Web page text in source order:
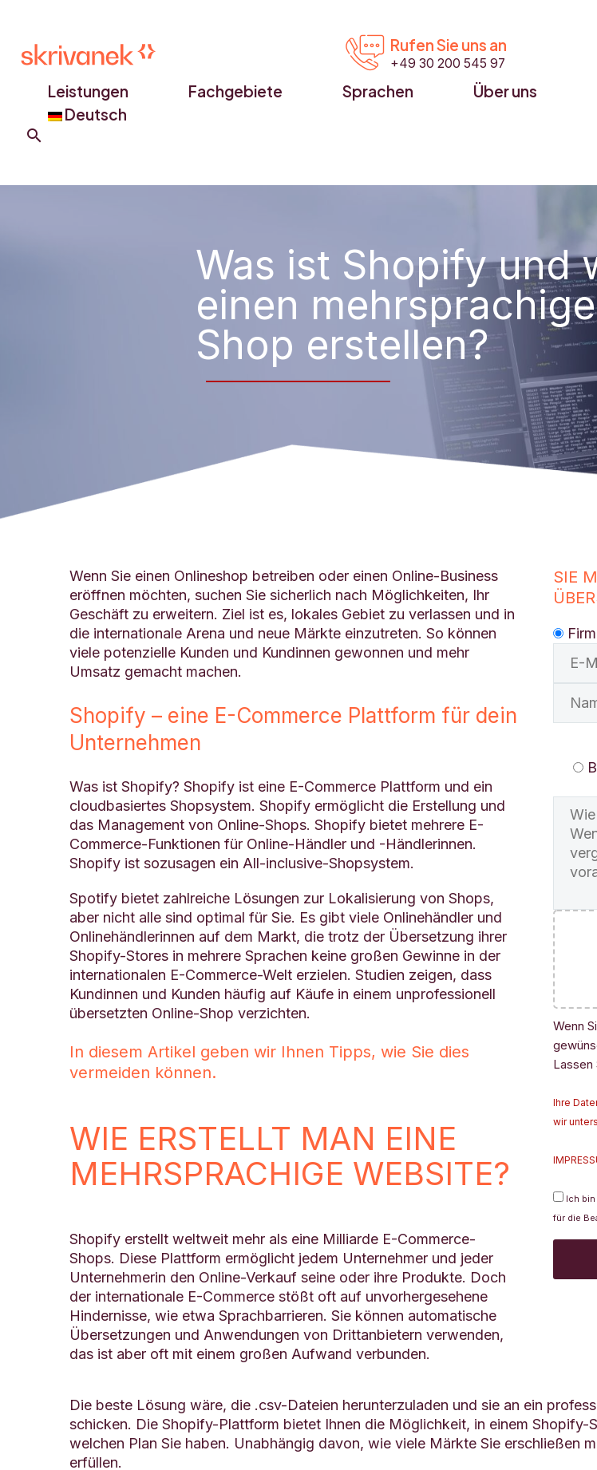

 Rufen Sie uns an
+49 30 200 545 97
Leistungen Fachgebiete Sprachen Über uns
Deutsch
Was ist Shopify und
einen
Shop erstellen?
Wenn Sie einen Onlineshop betreiben oder einen Online-Business
eröffnen möchten, suchen Sie sicherlich nach Möglichkeiten, Ihr
Geschäft zu erweitern. Ziel ist es, lokales Gebiet zu verlassen und in
die internationale Arena und neue Märkte einzutreten. So können
viele potenzielle Kunden und Kundinnen gewonnen und mehr
Umsatz gemacht machen.
Shopify – eine E-Commerce Plattform für dein
Unternehmen
Was ist Shopify? Shopify ist eine E-Commerce Plattform und ein
cloudbasiertes Shopsystem. Shopify ermöglicht die Erstellung und
das Management von Online-Shops. Shopify bietet mehrere E-
Commerce-Funktionen für Online-Händler und -Händlerinnen.
Shopify ist sozusagen ein All-inclusive-Shopsystem.
Spotify bietet zahlreiche Lösungen zur Lokalisierung von Shops,
aber nicht alle sind optimal für Sie. Es gibt viele Onlinehändler und
Onlinehändlerinnen auf dem Markt, die trotz der Übersetzung ihrer
Shopify-Stores in mehrere Sprachen keine großen Gewinne in der
internationalen E-Commerce-Welt erzielen. Studien zeigen, dass
Kundinnen und Kunden häufig auf Käufe in einem unprofessionell
übersetzten Online-Shop verzichten.
In diesem Artikel geben wir Ihnen Tipps, wie Sie dies
vermeiden können.
WIE ERSTELLT MAN EINE
MEHRSPRACHIGE WEBSITE?
Shopify erstellt weltweit mehr als eine Milliarde E-Commerce-
Shops. Diese Plattform ermöglicht jedem Unternehmer und jeder
Unternehmerin den Online-Verkauf seine oder ihre Produkte. Doch
der internationale E-Commerce stößt oft auf unvorhergesehene
Hindernisse, wie etwa Sprachbarrieren. Sie können automatische
Übersetzungen und Anwendungen von Drittanbietern verwenden,
das ist aber oft mit einem großen Aufwand verbunden.
SIE
Wenn
Lassen
Ihre
wir
Ich
für die
Die beste Lösung wäre, die .csv-Dateien herunterzuladen und sie an ein
schicken. Die Shopify-Plattform bietet Ihnen die Möglichkeit, in einem Shopify-
welchen Plan Sie haben. Unabhängig davon, wie viele Märkte Sie erschließen
erfüllen.